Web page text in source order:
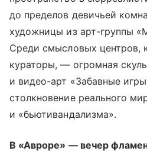
до пределов девичьей
художницы из арт-группы
Среди смысловых центров,
кураторы, — огромная
и видео-арт «Забавные
столкновение реального
и «бьютивандализма».
В «Авроре» — вечер